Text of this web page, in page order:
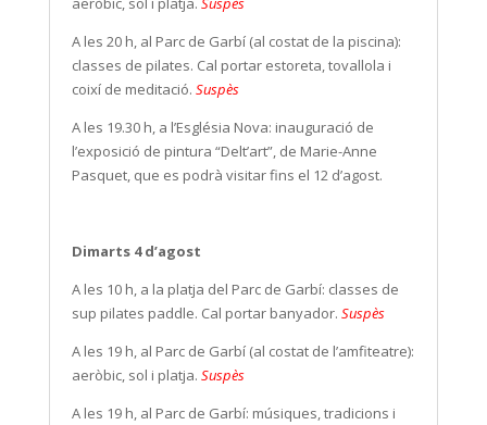
A les 20 h, al Parc de Garbí (al costat de la piscina):
classes de pilates. Cal portar estoreta, tovallola i
coixí de meditació. Suspès
A les 19.30 h, a l’Església Nova: inauguració de
l’exposició de pintura “Delt’art”, de Marie-Anne
Pasquet, que es podrà visitar fins el 12 d’agost.
Dimarts 4 d’agost
A les 10 h, a la platja del Parc de Garbí: classes de
sup pilates paddle. Cal portar banyador. Suspès
A les 19 h, al Parc de Garbí (al costat de l’amfiteatre):
aeròbic, sol i platja. Suspès
A les 19 h, al Parc de Garbí: músiques, tradicions i